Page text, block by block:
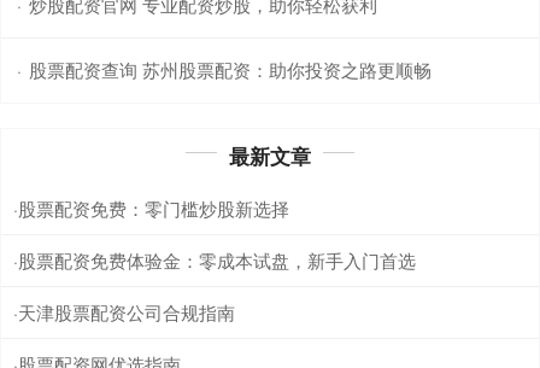
· 股票配资查询 苏州股票配资：助你投资之路更顺畅
最新文章
·股票配资免费：零门槛炒股新选择
·股票配资免费体验金：零成本试盘，新手入门首选
·天津股票配资公司合规指南